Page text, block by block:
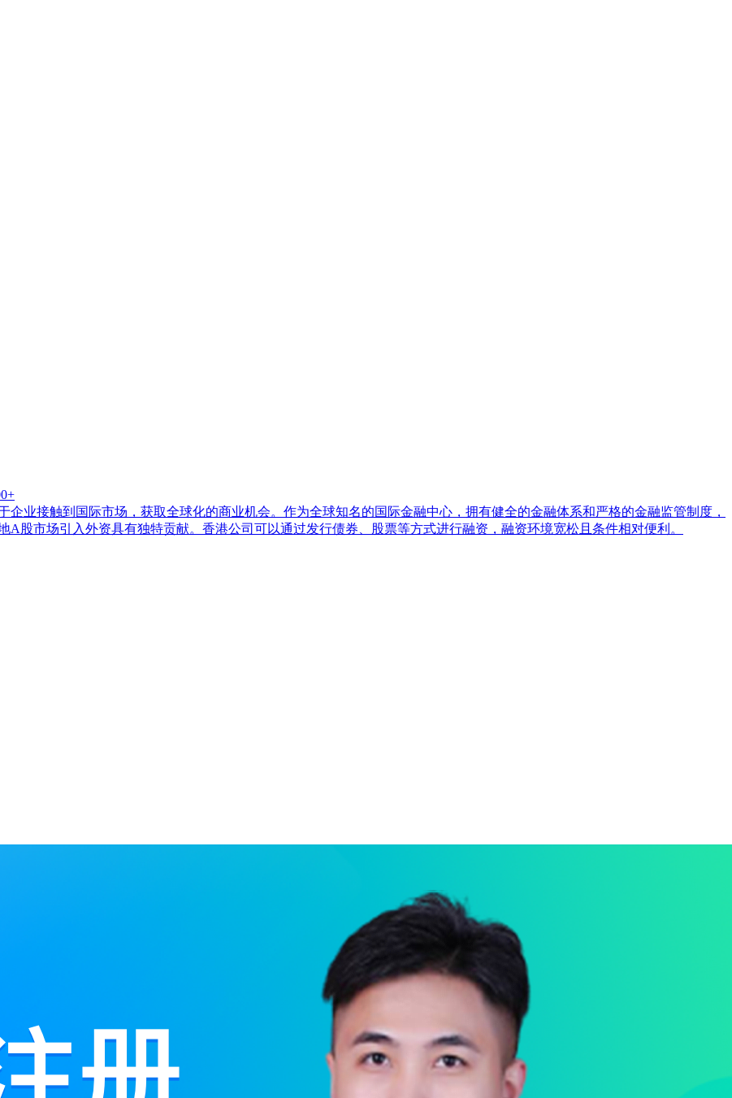
业接触到国际市场，获取全球化的商业机会。作为全球知名的国际金融中心，拥有健全的金融体系和严格的金融监管制度，
股市场引入外资具有独特贡献。香港公司可以通过发行债券、股票等方式进行融资，融资环境宽松且条件相对便利。